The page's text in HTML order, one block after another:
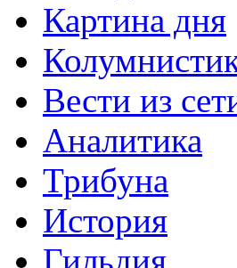
Картина дня
Вести из
Аналитика
Трибуна
История